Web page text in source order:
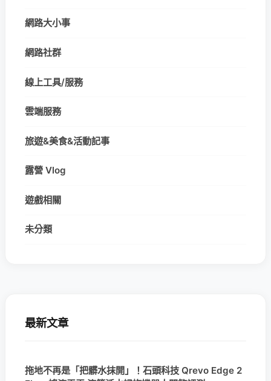
網路大小事
網路社群
線上工具/服務
雲端服務
旅遊&美食&活動記事
露營 Vlog
遊戲相關
未分類
最新文章
拖地不再是「把髒水抹開」！石頭科技 Qrevo Edge 2